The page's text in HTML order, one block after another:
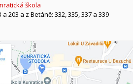
škola
203 a z Betáně: 332, 335, 337 a 339